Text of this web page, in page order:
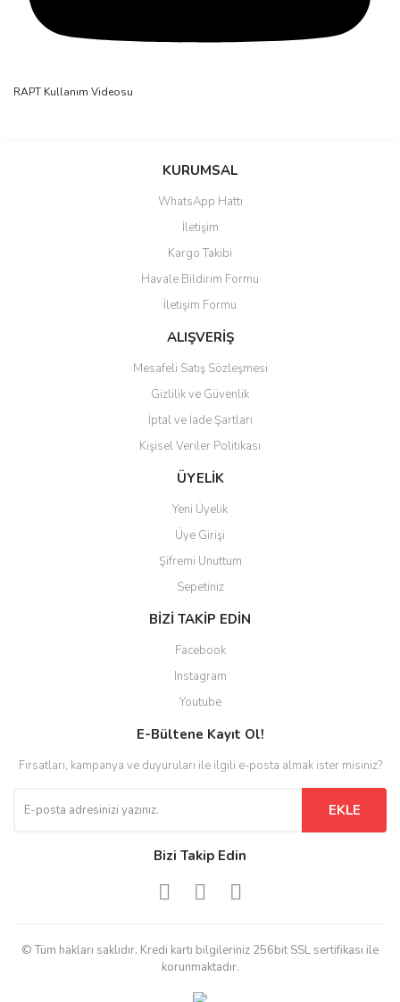
RAPT Kullanım Videosu
Bu ürüne ilk yorumu siz yapın!
Yorum Yaz
Ürün resmi kalitesiz, bozuk veya görüntülenemiyor.
Ürün açıklamasında eksik bilgiler bulunuyor.
Ürün bilgilerinde hatalar bulunuyor.
Ürün fiyatı diğer sitelerden daha pahalı.
Bu ürüne benzer farklı alternatifler olmalı.
Gönder
KURUMSAL
WhatsApp Hattı
İletişim
Kargo Takibi
Havale Bildirim Formu
İletişim Formu
ALIŞVERİŞ
Mesafeli Satış Sözleşmesi
Gizlilik ve Güvenlik
İptal ve İade Şartları
Kişisel Veriler Politikası
ÜYELİK
Yeni Üyelik
Üye Girişi
Şifremi Unuttum
Sepetiniz
BİZİ TAKİP EDİN
Facebook
Instagram
Youtube
E-Bültene Kayıt Ol!
Fırsatları, kampanya ve duyuruları ile ilgili e-posta almak ister misiniz?
EKLE
Bizi Takip Edin
© Tüm hakları saklıdır. Kredi kartı bilgileriniz 256bit SSL sertifikası ile
korunmaktadır.